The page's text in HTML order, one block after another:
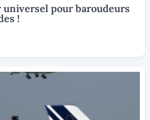
universel pour baroudeurs
!